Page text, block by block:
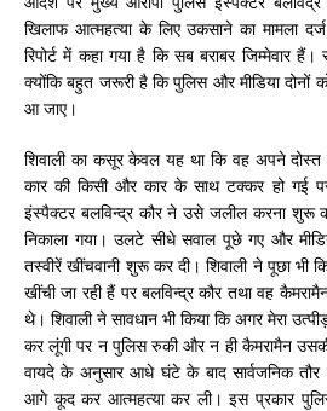
खिलाफ आत्महत्या के लिए उकसाने का मामला
रिपोर्ट में कहा गया है कि सब बराबर जिम्मेवार
क्योंकि बहुत जरूरी है कि पुलिस और मीडिया दोनों
आ जाए।
शिवाली का कसूर केवल यह था कि वह अपने
कार की किसी और कार के साथ टक्कर हो गई
इंस्पैक्टर बलविन्द्र कौर ने उसे जलील करना शुरू
निकाला गया। उलटे सीधे सवाल पूछे गए और
तस्वीरें खींचवानी शुरू कर दी। शिवाली ने पूछा भी
खींची जा रही हैं पर बलविन्द्र कौर तथा वह
थे। शिवाली ने सावधान भी किया कि अगर मेरा
कर लूंगी पर न पुलिस रुकी और न ही कैमरामैन
वायदे के अनुसार आधे घंटे के बाद सार्वजनिक तौर
आगे कूद कर आत्महत्या कर ली। इस प्रकार